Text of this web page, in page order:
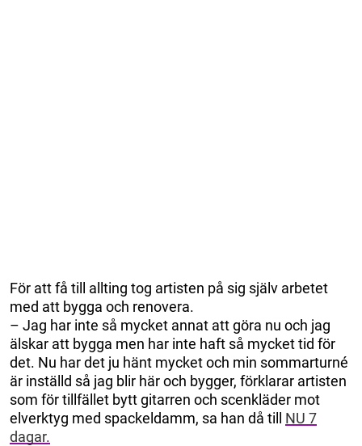
För att få till allting tog artisten på sig själv arbetet
med att bygga och renovera.
– Jag har inte så mycket annat att göra nu och jag
älskar att bygga men har inte haft så mycket tid för
det. Nu har det ju hänt mycket och min sommarturné
är inställd så jag blir här och bygger, förklarar artisten
som för tillfället bytt gitarren och scenkläder mot
elverktyg med spackeldamm, sa han då till NU 7
dagar.